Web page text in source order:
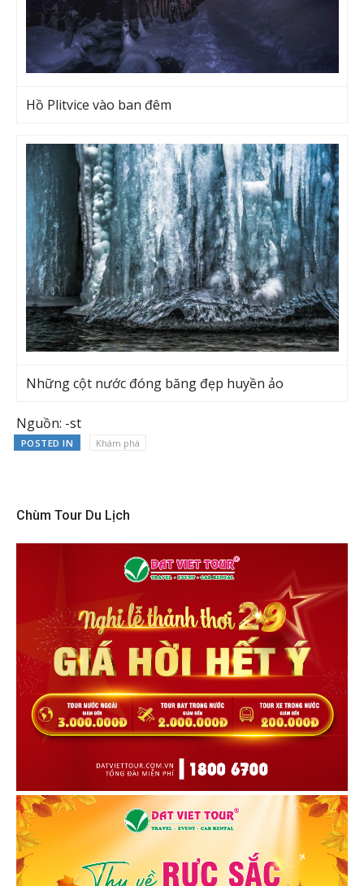
Hồ Plitvice vào ban đêm
Những cột nước đóng băng đẹp huyền ảo
Nguồn: -st
POSTED IN Khám phá
Chùm Tour Du Lịch